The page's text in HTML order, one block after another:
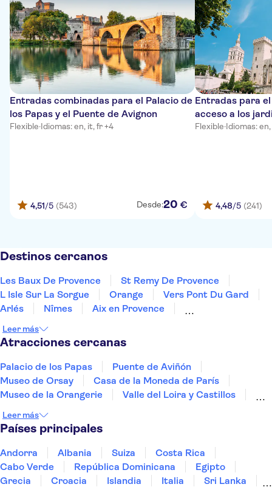
Entradas combinadas para el Palacio de
los Papas y el Puente de Avignon
Flexible·Idiomas: en, it, fr +4
4,51/5 (543) Desde:20 €
Entradas para
acceso a los
Flexible·Idiomas:
4,48/5 (241)
Destinos cercanos
Les Baux De Provence
St Remy De Provence
L Isle Sur La Sorgue
Orange
Vers Pont Du Gard
Arlés
Nîmes
Aix en Provence
Le Castellet
Leer más
Atracciones cercanas
Palacio de los Papas
Puente de Aviñón
Museo de Orsay
Casa de la Moneda de París
Museo de la Orangerie
Valle del Loira y Castillos
Palacio Nacional de los Inválidos
La Santa Capilla y la Conciergerie
Cité du Vin
Castillo de Chenonceau
Nîmes Amphitheatre
Musée de la Romanité
Castillo de Haut-Kœnigsbourg
Leer más
Países principales
Andorra Albania Suiza
Costa Rica
Cabo Verde
República Dominicana
Egipto
Grecia
Croacia Islandia Italia
Sri Lanka